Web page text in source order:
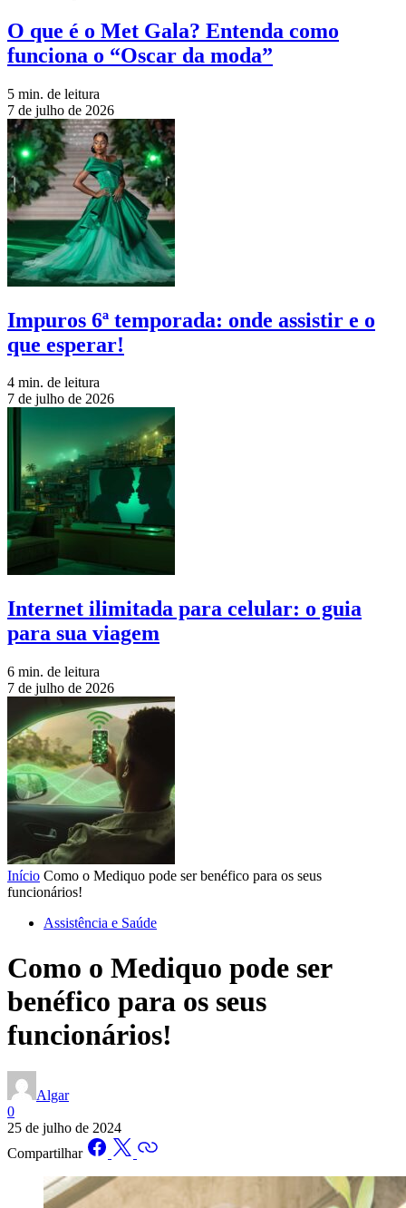
O que é o Met Gala? Entenda como
funciona o “Oscar da moda”
5 min. de leitura
7 de julho de 2026
Impuros 6ª temporada: onde assistir e o
que esperar!
4 min. de leitura
7 de julho de 2026
Internet ilimitada para celular: o guia
para sua viagem
6 min. de leitura
7 de julho de 2026
Início Como o Mediquo pode ser benéfico para os seus
funcionários!
Assistência e Saúde
Como o Mediquo pode ser
benéfico para os seus
funcionários!
Algar
0
25 de julho de 2024
Compartilhar